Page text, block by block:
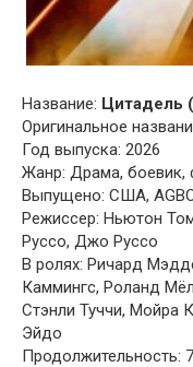
Название: Цитадель
Оригинальное
Год выпуска: 2026
Жанр: Драма, боевик,
Выпущено: США,
Режиссер: Ньютон
Руссо, Джо Руссо
В ролях: Ричард
Каммингс, Роланд
Стэнли Туччи, Мойра
Эйдо
Продолжительность: